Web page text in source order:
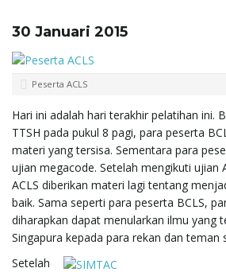
30 Januari 2015
Peserta ACLS
Hari ini adalah hari terakhir pelatihan ini.
TTSH pada pukul 8 pagi, para peserta
materi yang tersisa. Sementara para
ujian megacode. Setelah mengikuti ujian
ACLS diberikan materi lagi tentang
baik. Sama seperti para peserta BCLS,
diharapkan dapat menularkan ilmu yang
Singapura kepada para rekan dan teman
Setelah